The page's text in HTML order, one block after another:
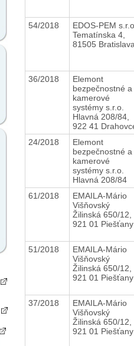
54/2018
EDOS-PEM s.r.o.
Tematínska 4,
81505 Bratislava
36/2018
Elemont
bezpečnostné a
kamerové
systémy s.r.o.
Hlavná 208/84,
922 41
24/2018
Elemont
bezpečnostné a
kamerové
systémy s.r.o.
Hlavná 208/84
61/2018
EMAILA-Mário
Višňovský
Žilinská 650/12,
921 01 Piešťany
51/2018
EMAILA-Mário
Višňovský
Žilinská 650/12,
921 01 Piešťany
37/2018
EMAILA-Mário
Višňovský
Žilinská 650/12,
921 01 Piešťany